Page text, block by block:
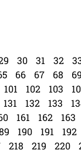
30 31 32
66 67 68 69
101 102 103
131 132 133
161 162 163
190 191 192
218 219 220